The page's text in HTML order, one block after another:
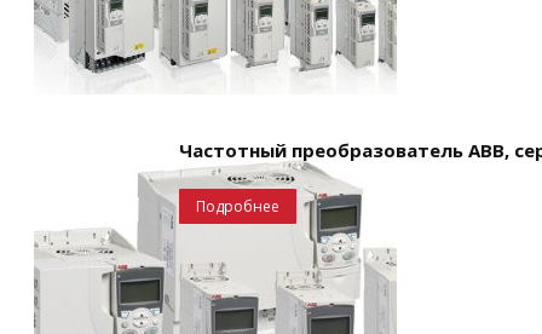
Частотный преобразователь ABB,
Подробнее